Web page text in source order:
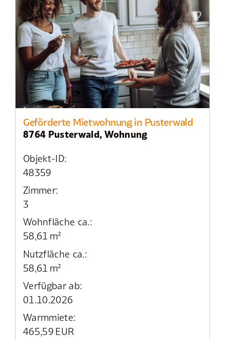
Geförderte Mietwohnung in Pusterwald
8764 Pusterwald, Wohnung
Objekt-ID:
48359
Zimmer:
3
Wohnfläche ca.:
58,61 m²
Nutzfläche ca.:
58,61 m²
Verfügbar ab:
01.10.2026
Warmmiete:
465,59 EUR